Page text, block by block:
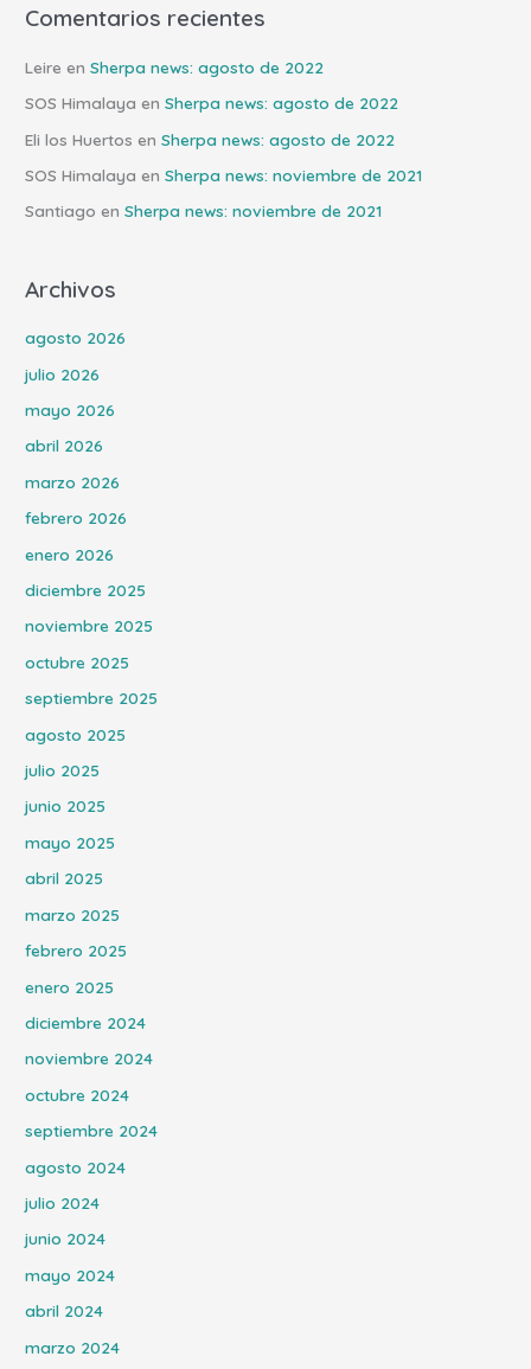
Comentarios recientes
Leire enSherpa news: agosto de 2022
SOS Himalaya enSherpa news: agosto de 2022
Eli los Huertos enSherpa news: agosto de 2022
SOS Himalaya enSherpa news: noviembre de 2021
Santiago enSherpa news: noviembre de 2021
Archivos
agosto 2026
julio 2026
mayo 2026
abril 2026
marzo 2026
febrero 2026
enero 2026
diciembre 2025
noviembre 2025
octubre 2025
septiembre 2025
agosto 2025
julio 2025
junio 2025
mayo 2025
abril 2025
marzo 2025
febrero 2025
enero 2025
diciembre 2024
noviembre 2024
octubre 2024
septiembre 2024
agosto 2024
julio 2024
junio 2024
mayo 2024
abril 2024
marzo 2024